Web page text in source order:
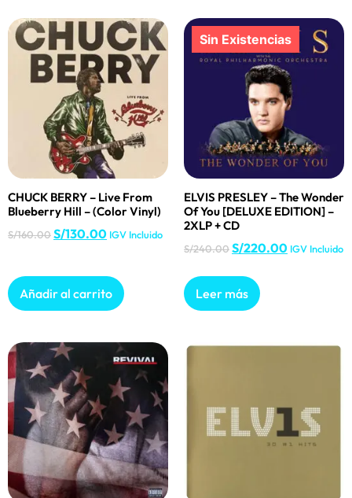
CHUCK BERRY – Live From
Blueberry Hill – (Color Vinyl)
S/160.00S/130.00 IGV Incluido
Añadir al carrito
ELVIS PRESLEY – The Wonder
Of You [DELUXE EDITION] –
2XLP + CD
S/240.00S/220.00 IGV Incluido
Leer más